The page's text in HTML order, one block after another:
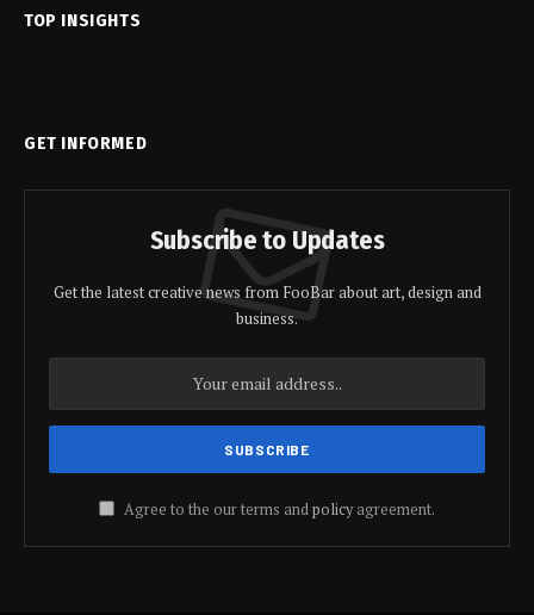
TOP INSIGHTS
GET INFORMED
Subscribe to Updates
Get the latest creative news from FooBar about art, design and
business.
Agree to the our terms andpolicyagreement.